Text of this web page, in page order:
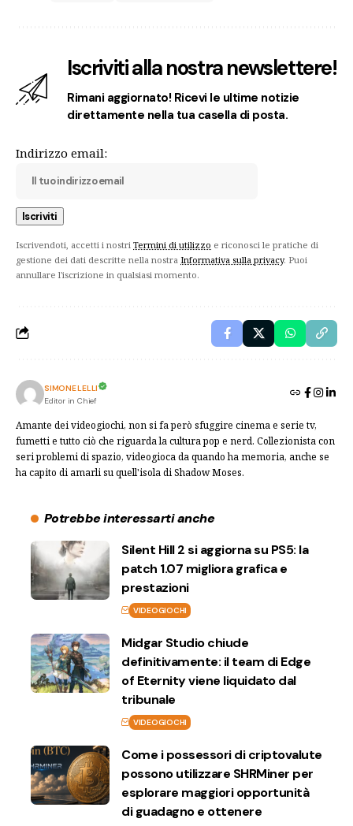
Iscriviti alla nostra newslettere!
Rimani aggiornato! Ricevi le ultime notizie
direttamente nella tua casella di posta.
Indirizzo email:
Iscrivendoti, accetti i nostri Termini di utilizzo e riconosci le pratiche di
gestione dei dati descritte nella nostra Informativa sulla privacy. Puoi
annullare l'iscrizione in qualsiasi momento.
SIMONE LELLI
Editor in Chief
Amante dei videogiochi, non si fa però sfuggire cinema e serie tv,
fumetti e tutto ciò che riguarda la cultura pop e nerd. Collezionista con
seri problemi di spazio, videogioca da quando ha memoria, anche se
ha capito di amarli su quell'isola di Shadow Moses.
Potrebbe interessarti anche
Silent Hill 2 si aggiorna su PS5: la
patch 1.07 migliora grafica e
prestazioni
VIDEOGIOCHI
Midgar Studio chiude
definitivamente: il team di Edge
of Eternity viene liquidato dal
tribunale
VIDEOGIOCHI
Come i possessori di criptovalute
possono utilizzare SHRMiner per
esplorare maggiori opportunità
di guadagno e ottenere